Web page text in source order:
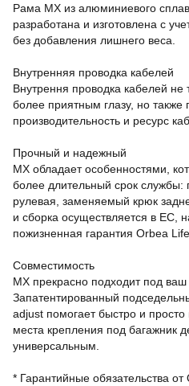
Рама MX из алюминиевого
разработана и изготовлена с
без добавления лишнего веса.
Внутренняя проводка кабелей
Внутрення проводка кабелей не
более приятным глазу, но также
производительность и ресурс
Прочный и надежный
MX обладает особенностями,
более длительный срок службы:
рулевая, заменяемый крюк
и сборка осуществляется в ЕС,
пожизненная гарантия Orbea
Совместимость
MX прекрасно подходит под ваш
Запатентированный
adjust помогает быстро и
места крепления под багажник
универсальным.
* Гарантийные обязательства